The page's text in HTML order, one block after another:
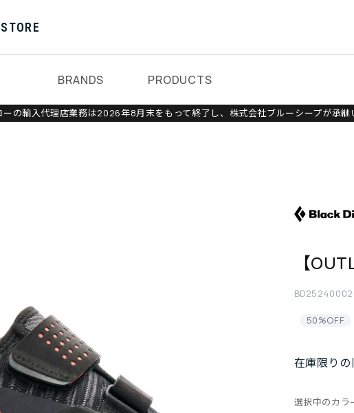
BRANDS PRODUCTS
ーの輸入代理店業務は2026年8月末をもって終了し、株式会社ブルーシープが承継
【
50%OFF
在庫限り
選択中のカラ